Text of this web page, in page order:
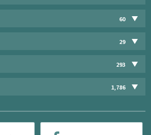
60
29
293
1,786